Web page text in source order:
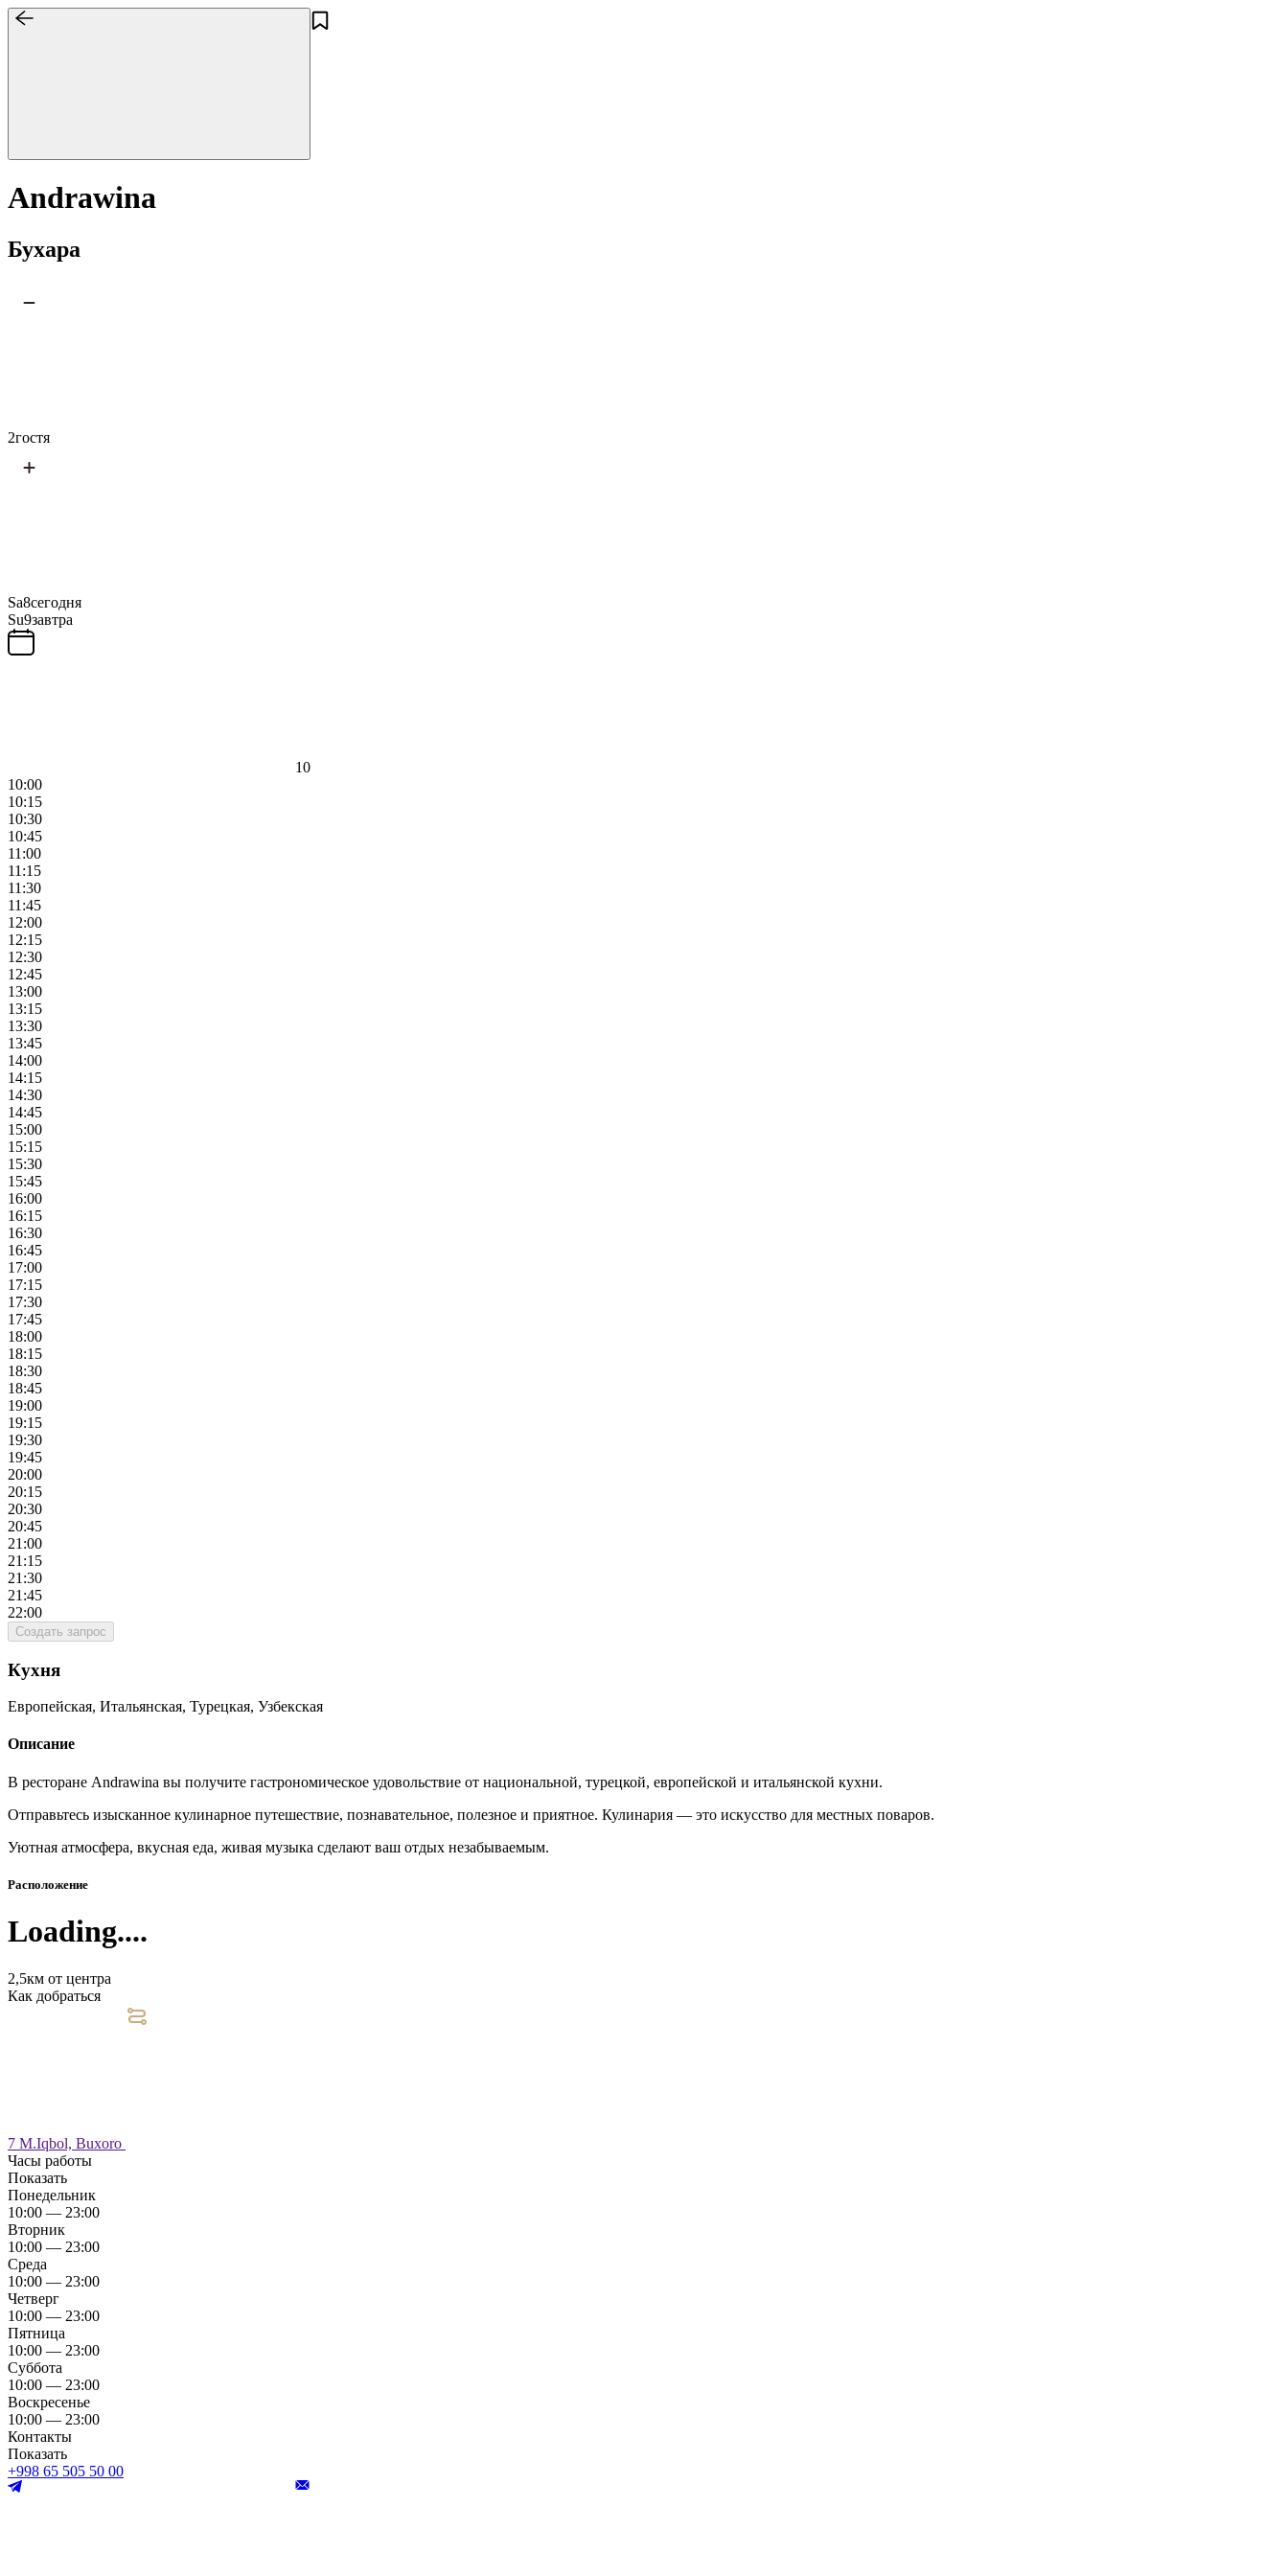
Andrawina
Бухара
2гостя
Sa8сегодня
Su9завтра
10
10:00
10:15
10:30
10:45
11:00
11:15
11:30
11:45
12:00
12:15
12:30
12:45
13:00
13:15
13:30
13:45
14:00
14:15
14:30
14:45
15:00
15:15
15:30
15:45
16:00
16:15
16:30
16:45
17:00
17:15
17:30
17:45
18:00
18:15
18:30
18:45
19:00
19:15
19:30
19:45
20:00
20:15
20:30
20:45
21:00
21:15
21:30
21:45
22:00
Создать запрос
Кухня
Европейская, Итальянская, Турецкая, Узбекская
Описание
В ресторане Andrawina вы получите гастрономическое удовольствие от национальной, турецкой, европейской и итальянской кухни.
Отправьтесь изысканное кулинарное путешествие, познавательное, полезное и приятное. Кулинария — это искусство для местных поваров.
Уютная атмосфера, вкусная еда, живая музыка сделают ваш отдых незабываемым.
Расположение
Loading....
2,5км от центра
Как добраться
7 M.Iqbol, Buxoro
Часы работы
Показать
Понедельник
10:00 — 23:00
Вторник
10:00 — 23:00
Среда
10:00 — 23:00
Четверг
10:00 — 23:00
Пятница
10:00 — 23:00
Суббота
10:00 — 23:00
Воскресенье
10:00 — 23:00
Контакты
Показать
+998 65 505 50 00